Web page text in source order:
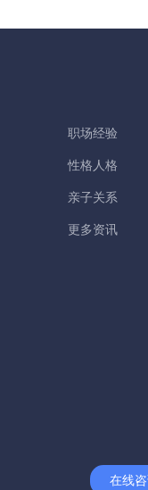
职场经验
性格人格
亲子关系
更多资讯
在线